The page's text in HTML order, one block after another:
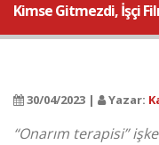
Kimse Gitmezdi, İşçi
30/04/2023 | Yazar:
“Onarım terapisi”